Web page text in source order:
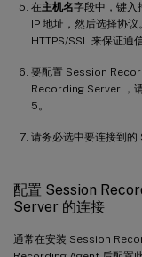
在主机名字段中，键
IP 地址，然后选择协
HTTPS/SSL 来保证通
要配置 Session
Recording Server ，
5。
请务必选中要连接到
配置 Session
Server 的连接
通常在安装 Session